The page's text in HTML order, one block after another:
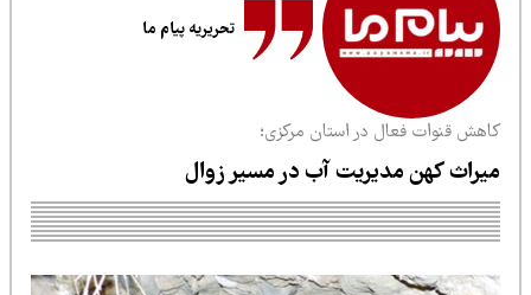
تحریریه پیام ما
قنوات فعال در استان مرکزی؛
کهن مدیریت آب در مسیر زوال